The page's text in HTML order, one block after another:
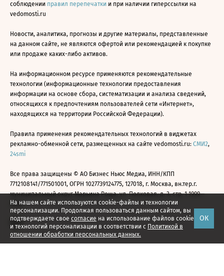
На нашем сайте используются cookie-файлы и технологии
персонализации. Продолжая пользоваться данным сайтом, вы
подтверждаете свое согласие на использование файлов cookie
и технологий персонализации в соответствии с Политикой в
отношении обработки персональных данных.
ОК
соблюдении правил перепечатки и при наличии гиперссылки на
vedomosti.ru
Новости, аналитика, прогнозы и другие материалы, представленные
на данном сайте, не являются офертой или рекомендацией к покупке
или продаже каких-либо активов.
На информационном ресурсе применяются рекомендательные
технологии (информационные технологии предоставления
информации на основе сбора, систематизации и анализа сведений,
относящихся к предпочтениям пользователей сети «Интернет»,
находящихся на территории Российской Федерации).
Правила применения рекомендательных технологий в виджетах
рекламно-обменной сети, размещенных на сайте vedomosti.ru: СМИ2,
24smi
Все права защищены © АО Бизнес Ньюс Медиа, ИНН/КПП
7712108141/771501001, ОГРН 1027739124775, 127018, г. Москва, вн.тер.г.
муниципальный округ Марьина Роща, ул. Полковая, д. 3, стр. 1 1999—
2026